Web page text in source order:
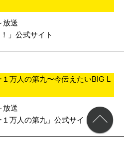
放送
」公式サイト
万人の第九〜今伝えたいBIG L
放送
万人の第九」公式サイト